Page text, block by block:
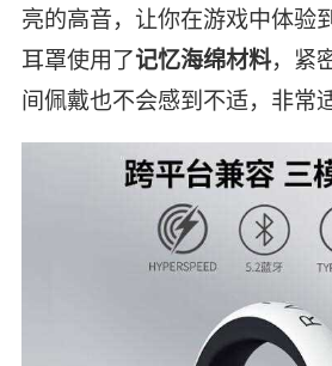
亮的高音，让你在游戏中体验
耳罩使用了记忆海绵材料，紧
间佩戴也不会感到不适，非常